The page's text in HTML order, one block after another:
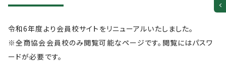
令和6年度より会員校サイトをリニューアルいたしました。
※全商協会会員校のみ閲覧可能なページです。閲覧にはパスワ
ードが必要です。